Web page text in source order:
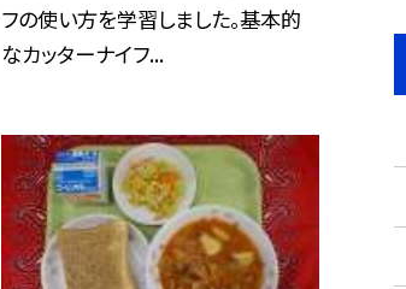
フの使い方を学習しました。基本的
なカッターナイフ...